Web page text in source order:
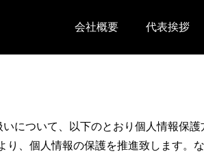
会社概要 代表挨拶
について、以下のとおり個人情報保護
、個人情報の保護を推進致します。